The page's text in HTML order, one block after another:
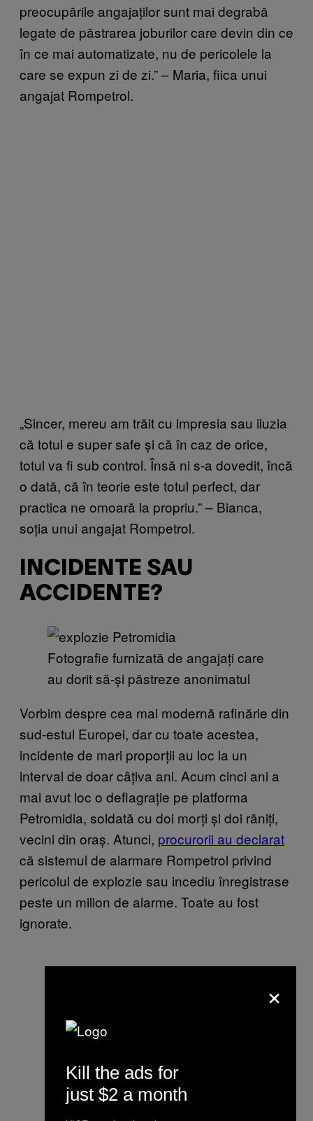
preocupările angajaților sunt mai degrabă
legate de păstrarea joburilor care devin din ce
în ce mai automatizate, nu de pericolele la
care se expun zi de zi.” – Maria, fiica unui
angajat Rompetrol.
„Sincer, mereu am trăit cu impresia sau iluzia
că totul e super safe și că în caz de orice,
totul va fi sub control. Însă ni s-a dovedit, încă
o dată, că în teorie este totul perfect, dar
practica ne omoară la propriu.” – Bianca,
soția unui angajat Rompetrol.
INCIDENTE SAU
ACCIDENTE?
Fotografie furnizată de angajați care
au dorit să-și păstreze anonimatul
Vorbim despre cea mai modernă rafinărie din
sud-estul Europei, dar cu toate acestea,
incidente de mari proporții au loc la un
interval de doar câțiva ani. Acum cinci ani a
mai avut loc o deflagrație pe platforma
Petromidia, soldată cu doi morți și doi răniți,
vecini din oraș. Atunci, procurorii au declarat
că sistemul de alarmare Rompetrol privind
pericolul de explozie sau incediu înregistrase
peste un milion de alarme. Toate au fost
ignorate.
×
Kill the ads for
just $2 a month